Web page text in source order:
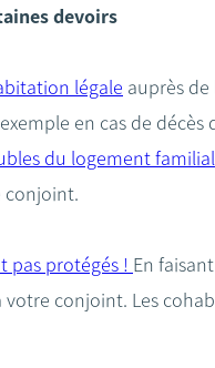
devoirs
légale auprès
en cas de décès
du logement familial
conjoint.
pas protégés ! En faisant
conjoint. Les